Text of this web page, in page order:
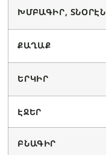
ԽՄԲԱԳԻՐ, ՏՆՕՐԷՆ
ՔԱՂԱՔ
ԵՐԿԻՐ
ԷՋԵՐ
ԲՆԱԳԻՐ